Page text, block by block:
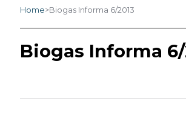
Home>Biogas Informa 6/2013
Biogas Informa 6/